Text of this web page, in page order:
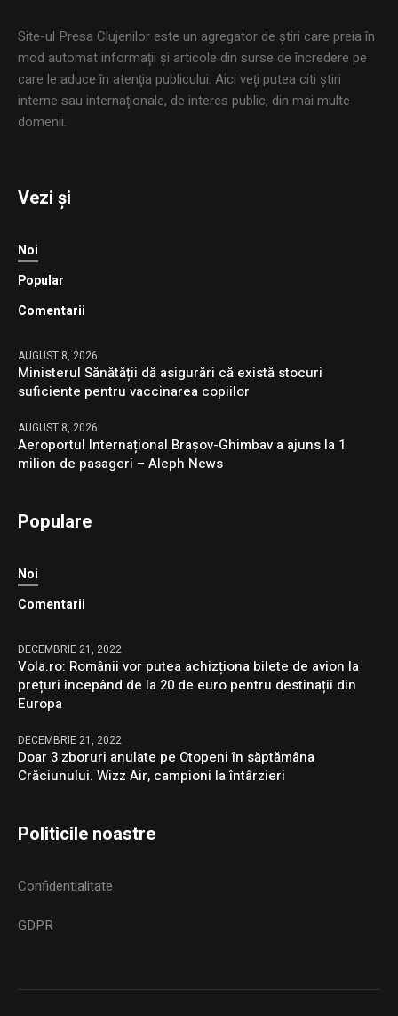
Site-ul Presa Clujenilor este un agregator de ştiri care preia în
mod automat informaţii şi articole din surse de încredere pe
care le aduce în atenţia publicului. Aici veţi putea citi ştiri
interne sau internaţionale, de interes public, din mai multe
domenii.
Vezi și
Noi
Popular
Comentarii
AUGUST 8, 2026
Ministerul Sănătății dă asigurări că există stocuri
suficiente pentru vaccinarea copiilor
AUGUST 8, 2026
Aeroportul Internațional Brașov-Ghimbav a ajuns la 1
milion de pasageri – Aleph News
Populare
Noi
Comentarii
DECEMBRIE 21, 2022
Vola.ro: Românii vor putea achizționa bilete de avion la
prețuri începând de la 20 de euro pentru destinații din
Europa
DECEMBRIE 21, 2022
Doar 3 zboruri anulate pe Otopeni în săptămâna
Crăciunului. Wizz Air, campioni la întârzieri
Politicile noastre
Confidentialitate
GDPR